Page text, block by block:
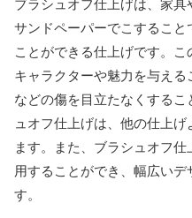
ブラシュオフ仕上げは、家
サンドペーパーでこするこ
ことができる仕上げです。
キャラクターや魅力を与え
などの傷を目立たなくする
ュオフ仕上げは、他の仕上
ます。また、ブラシュオフ
用することができ、幅広い
す。